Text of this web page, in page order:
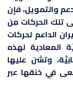
والتمويل، فإن
تلك الحركات مِن
الداعم لحركات
المعادية لهذه
وتشن عليها
في خنقها عبر